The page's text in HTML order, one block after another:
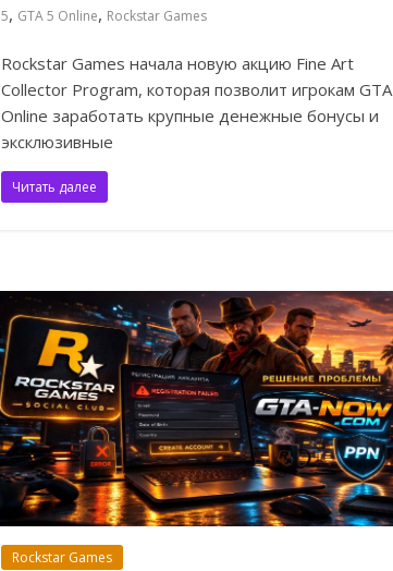
5, GTA 5 Online, Rockstar Games
Rockstar Games начала новую акцию Fine Art
Collector Program, которая позволит игрокам GTA
Online заработать крупные денежные бонусы и
эксклюзивные
Читать далее
Rockstar Games